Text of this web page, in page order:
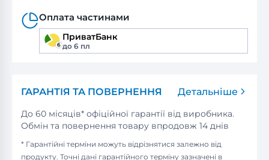
Оплата частинами
ПриватБанк
до 6 пл
ГАРАНТІЯ ТА ПОВЕРНЕННЯ Детальніше
До 60 місяців* офіційної гарантії від виробника.
Обмін та повернення товару впродовж 14 днів
* Гарантійні терміни можуть відрізнятися залежно від
продукту. Точні дані гарантійного терміну зазначені в